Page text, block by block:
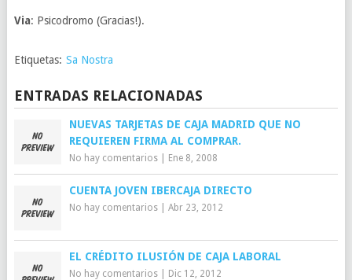
Via: Psicodromo (Gracias!).
Etiquetas: Sa Nostra
ENTRADAS RELACIONADAS
NUEVAS TARJETAS DE CAJA MADRID QUE NO
REQUIEREN FIRMA AL COMPRAR.
No hay comentarios| Ene 8, 2008
CUENTA JOVEN IBERCAJA DIRECTO
No hay comentarios| Abr 23, 2012
EL CRÉDITO ILUSIÓN DE CAJA LABORAL
No hay comentarios| Dic 12, 2012